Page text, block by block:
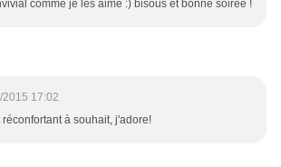
comme je les aime :) bisous et bonne soirée !
2015 17:02
à souhait, j'adore!